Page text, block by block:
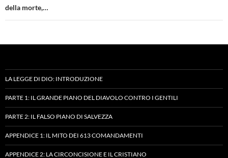
della morte,…
LA LEGGE DI DIO: INTRODUZIONE
PARTE 1: IL GRANDE PIANO DEL DIAVOLO CONTRO I GENTILI
PARTE 2: IL FALSO PIANO DI SALVEZZA
APPENDICE 1: IL MITO DEI 613 COMANDAMENTI
APPENDICE 2: LA CIRCONCISIONE E IL CRISTIANO